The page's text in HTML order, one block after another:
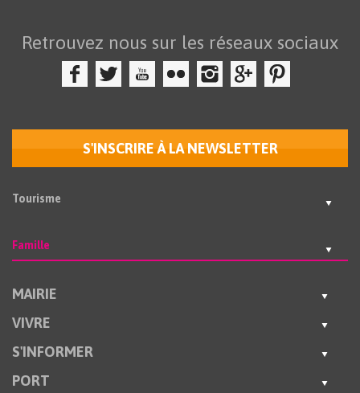
Retrouvez nous sur les réseaux sociaux
S'INSCRIRE À LA NEWSLETTER
Tourisme
Famille
MAIRIE
VIVRE
S'INFORMER
PORT